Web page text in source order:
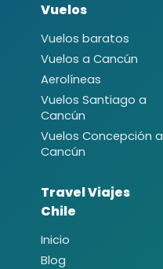
Vuelos
Vuelos baratos
Vuelos a Cancún
Aerolíneas
Vuelos Santiago a
Cancún
Vuelos Concepción a
Cancún
Travel Viajes
Chile
Inicio
Blog